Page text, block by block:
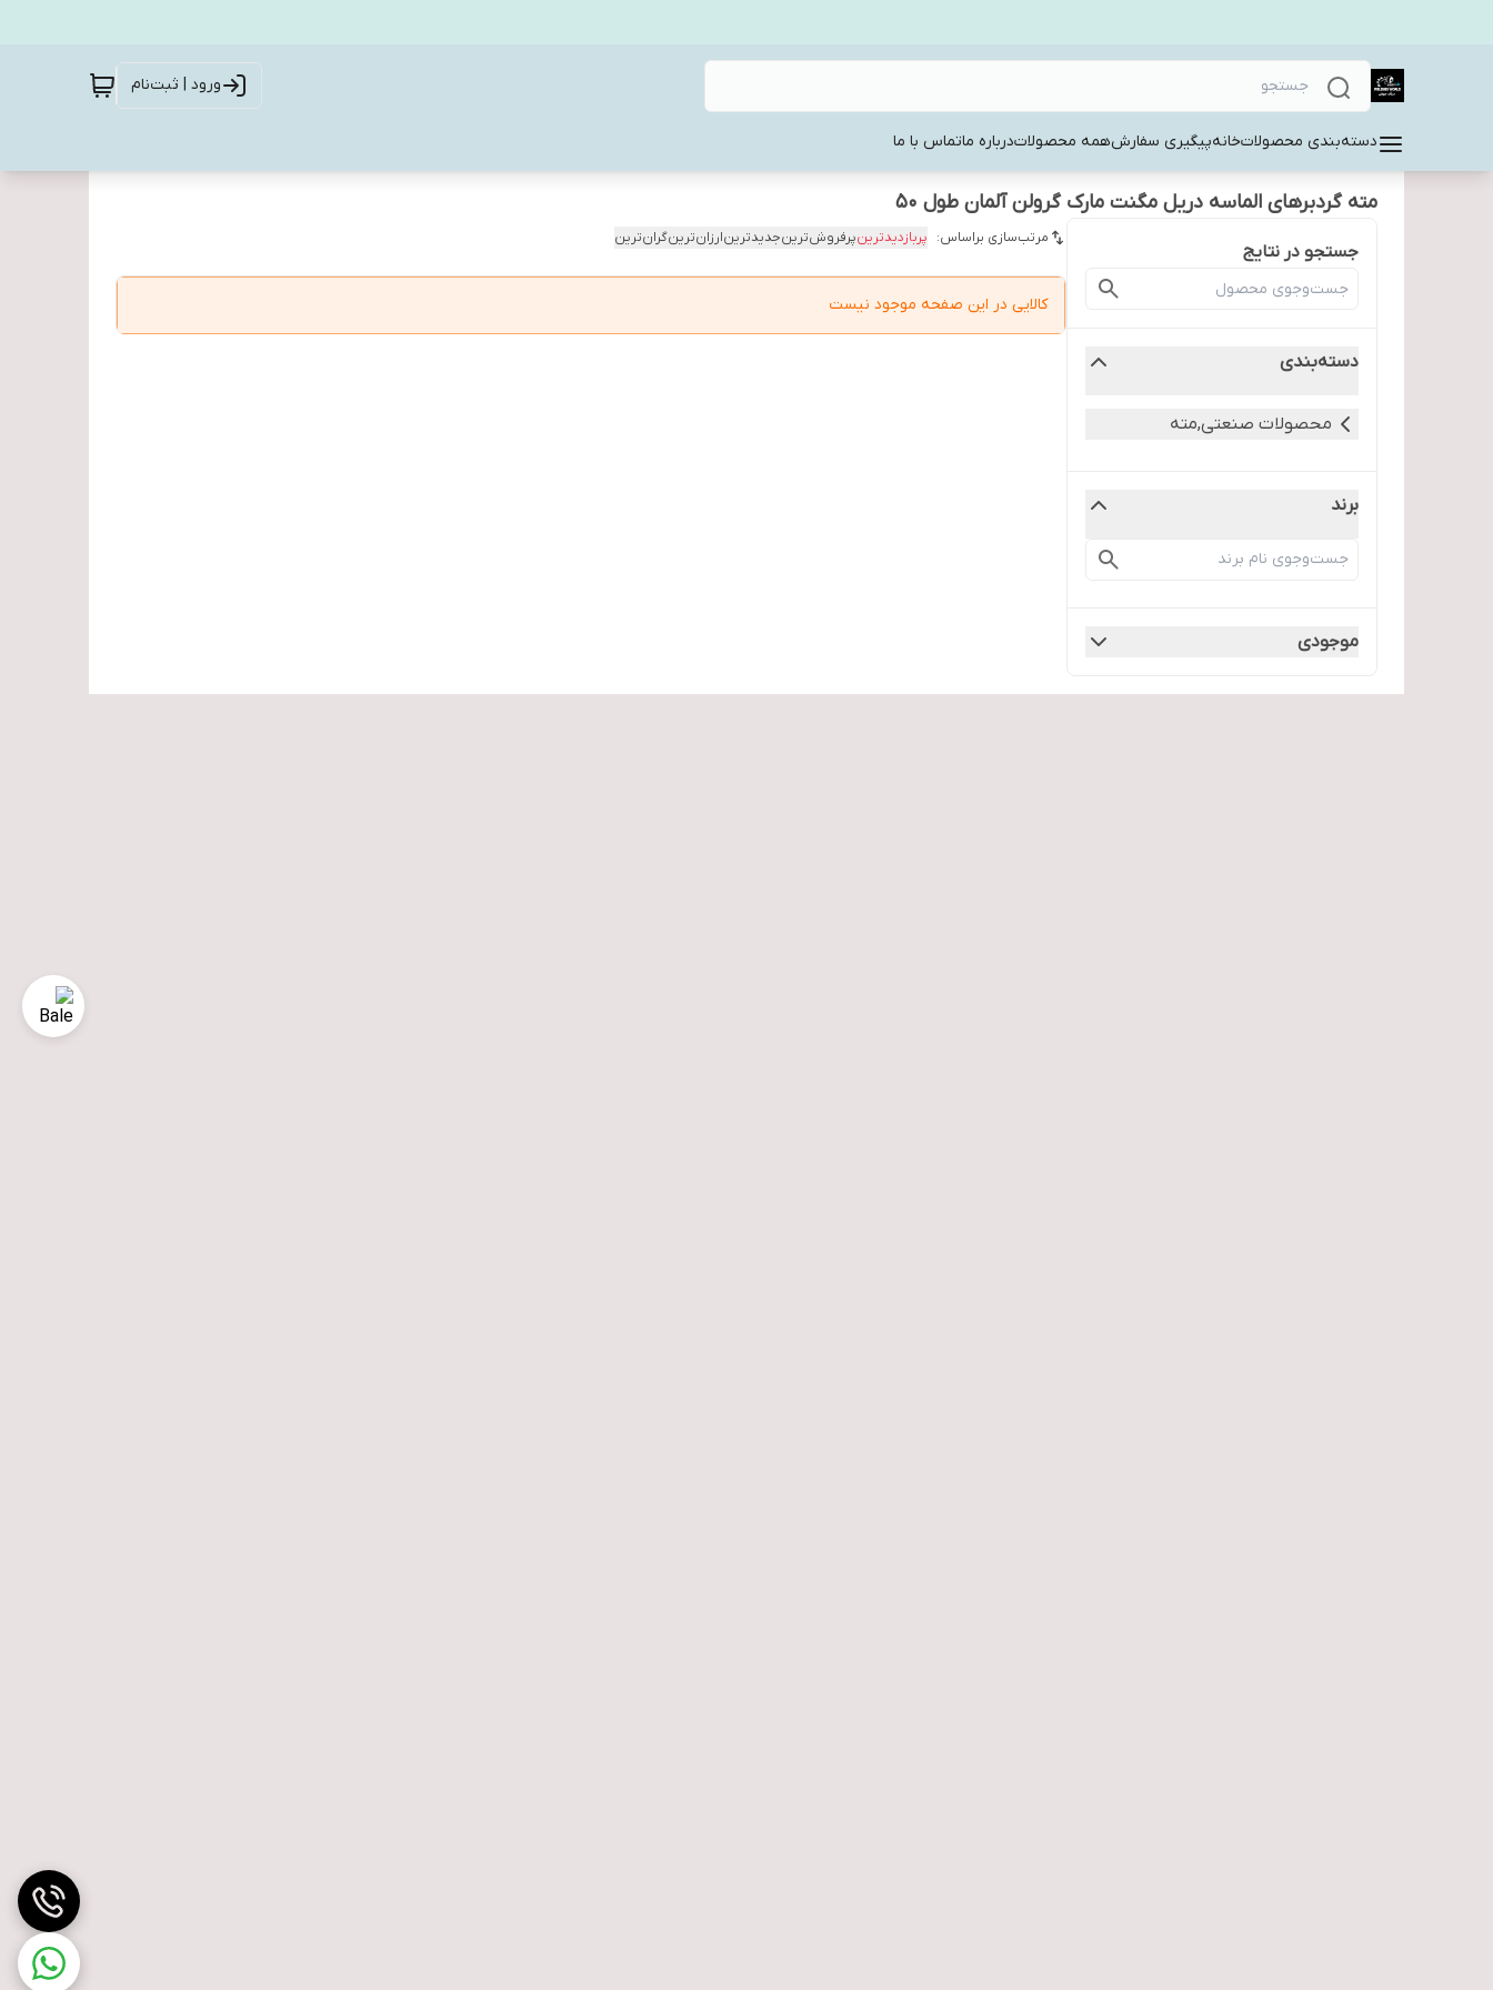
ورود | ثبت‌نام
دسته‌بندی محصولاتخانهپیگیری سفارشهمه محصولاتدرباره ماتماس با ما
مته گردبرهای الماسه دریل مگنت مارک گرولن آلمان طول 50
جستجو در نتایج
دسته‌بندی
محصولات صنعتی,مته
برند
موجودی
مرتب‌سازی براساس: پربازدیدترینپرفروش‌ترینجدیدترینارزان‌ترینگران‌ترین
کالایی در این صفحه موجود نیست